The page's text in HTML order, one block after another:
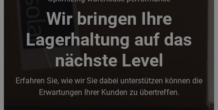
Wir bringen Ihre
Lagerhaltung auf das
nächste Level
Erfahren Sie, wie wir Sie dabei unterstützen können die
Erwartungen Ihrer Kunden zu übertreffen.